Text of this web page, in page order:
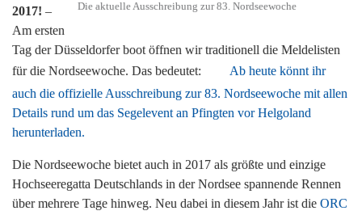
Die aktuelle Ausschreibung zur 83. Nordseewoche
2017! –
Am ersten
Tag der Düsseldorfer boot öffnen wir traditionell die Meldelisten
für die Nordseewoche. Das bedeutet:
Ab heute könnt ihr
auch die offizielle Ausschreibung zur 83. Nordseewoche mit allen
Details rund um das Segelevent an Pfingten vor Helgoland
herunterladen.
Die Nordseewoche bietet auch in 2017 als größte und einzige
Hochseeregatta Deutschlands in der Nordsee spannende Rennen
über mehrere Tage hinweg. Neu dabei in diesem Jahr ist die ORC